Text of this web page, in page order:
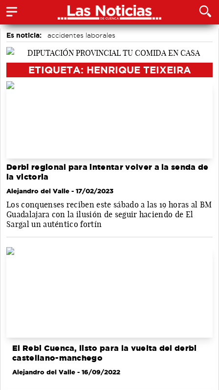
Es noticia:
accidentes laborales
Actividades culturales en Cuenca
Área de Deportes
Motor
ETIQUETA: HENRIQUE TEIXEIRA
Derbi regional para intentar volver a la senda de
la victoria
Alejandro del Valle - 17/02/2023
Los conquenses reciben este sábado a las 19 horas al BM
Guadalajara con la ilusión de seguir haciendo de El
Sargal un auténtico fortín
El Rebi Cuenca, listo para la vuelta del derbi
castellano-manchego
Alejandro del Valle - 16/09/2022